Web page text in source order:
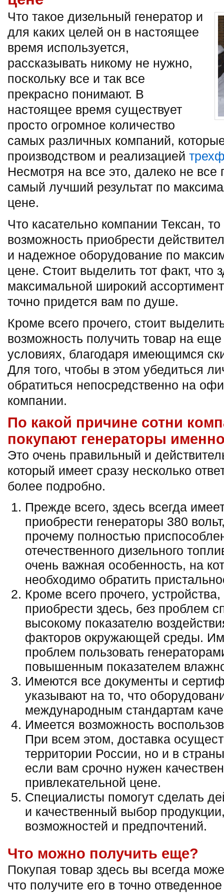
Что такое дизельный генератор и
для каких целей он в настоящее
время используется,
рассказывать никому не нужно,
поскольку все и так все
прекрасно понимают. В
настоящее время существует
просто огромное количество
самых различных компаний,
производством и реализацией
Несмотря на все это, далеко не все
самый лучший результат по
цене.
Что касательно компании Тексан,
возможность приобрести
и надежное оборудование по
цене. Стоит выделить тот факт, что
максимальной широкий
точно придется вам по душе.
Кроме всего прочего, стоит
возможность получить товар на
условиях, благодаря имеющимся
Для того, чтобы в этом убедиться
обратиться непосредственно на
компании.
По какой причине сотни
покупают генераторы
Это очень правильный и
который имеет сразу несколько
более подробно.
Прежде всего, здесь всегда
приобрести генераторы 380
прочему полностью
отечественного дизельного
очень важная особенность, на
необходимо обратить
Кроме всего прочего,
приобрести здесь, без проблем
высокому показателю
факторов окружающей среды.
проблем пользовать
повышенным показателем
Имеются все документы и
указывают на то, что
международным стандартам
Имеется возможность
При всем этом, доставка
территории России, но и в
если вам срочно нужен
привлекательной цене.
Специалисты помогут сделать
и качественный выбор
возможностей и предпочтений.
Что можно получить еще?
Покупая товар здесь вы всегда
что получите его в точно